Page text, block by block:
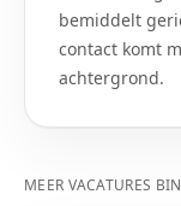
bemiddelt
contact komt
achtergrond.
MEER VACATURES